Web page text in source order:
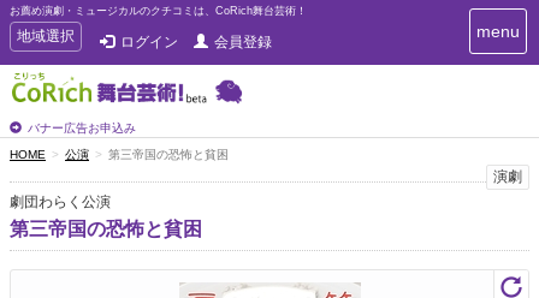
お薦め演劇・ミュージカルのクチコミは、CoRich舞台芸術！
T
o
g
g
e
n
a
v
i
g
地域選択 ログイン 会員登録
バナー広告お申込み
T
o
i
g
menu
HOME 公演 第三帝国の恐怖と貧困
演劇
劇団わらく公演
第三帝国の恐怖と貧困